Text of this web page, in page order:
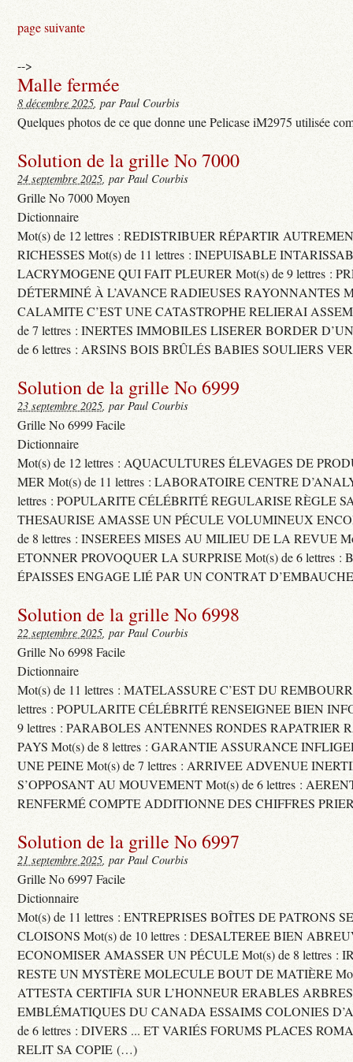
page suivante
-->
Malle fermée
8 décembre 2025, par Paul Courbis
Quelques photos de ce que donne une Pelicase iM2975 utilisée
Solution de la grille No 7000
24 septembre 2025, par Paul Courbis
Grille No 7000 Moyen
Dictionnaire
Mot(s) de 12 lettres : REDISTRIBUER RÉPARTIR
RICHESSES Mot(s) de 11 lettres : INEPUISABLE
LACRYMOGENE QUI FAIT PLEURER Mot(s) de 9 lettres :
DÉTERMINÉ À L’AVANCE RADIEUSES RAYONNANTES
CALAMITE C’EST UNE CATASTROPHE RELIERAI
de 7 lettres : INERTES IMMOBILES LISERER BORDER
de 6 lettres : ARSINS BOIS BRÛLÉS BABIES SOULIERS
Solution de la grille No 6999
23 septembre 2025, par Paul Courbis
Grille No 6999 Facile
Dictionnaire
Mot(s) de 12 lettres : AQUACULTURES ÉLEVAGES DE
MER Mot(s) de 11 lettres : LABORATOIRE CENTRE
lettres : POPULARITE CÉLÉBRITÉ REGULARISE RÈGLE
THESAURISE AMASSE UN PÉCULE VOLUMINEUX
de 8 lettres : INSEREES MISES AU MILIEU DE LA REVUE
ETONNER PROVOQUER LA SURPRISE Mot(s) de 6 lettres :
ÉPAISSES ENGAGE LIÉ PAR UN CONTRAT
Solution de la grille No 6998
22 septembre 2025, par Paul Courbis
Grille No 6998 Facile
Dictionnaire
Mot(s) de 11 lettres : MATELASSURE C’EST DU
lettres : POPULARITE CÉLÉBRITÉ RENSEIGNEE BIEN
9 lettres : PARABOLES ANTENNES RONDES RAPATRIER
PAYS Mot(s) de 8 lettres : GARANTIE ASSURANCE
UNE PEINE Mot(s) de 7 lettres : ARRIVEE ADVENUE
S’OPPOSANT AU MOUVEMENT Mot(s) de 6 lettres :
RENFERMÉ COMPTE ADDITIONNE DES CHIFFRES
Solution de la grille No 6997
21 septembre 2025, par Paul Courbis
Grille No 6997 Facile
Dictionnaire
Mot(s) de 11 lettres : ENTREPRISES BOÎTES DE PATRONS
CLOISONS Mot(s) de 10 lettres : DESALTEREE BIEN
ECONOMISER AMASSER UN PÉCULE Mot(s) de 8 lettres :
RESTE UN MYSTÈRE MOLECULE BOUT DE MATIÈRE
ATTESTA CERTIFIA SUR L’HONNEUR ERABLES ARBRES
EMBLÉMATIQUES DU CANADA ESSAIMS COLONIES
de 6 lettres : DIVERS ... ET VARIÉS FORUMS PLACES
RELIT SA COPIE (…)